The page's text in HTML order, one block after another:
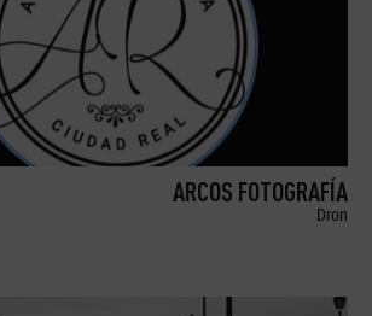
ARCOS FOTOGRAFÍA
Dron